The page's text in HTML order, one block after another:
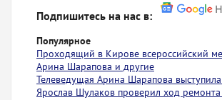
Подпишитесь на нас в:
Популярное
Проходящий в Кирове всероссийский
Арина Шарапова и другие
Телеведущая Арина Шарапова
Ярослав Шулаков проверил ход